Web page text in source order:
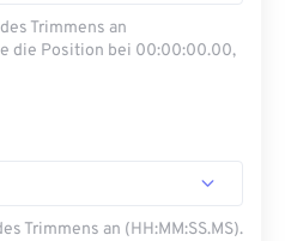
Trimmens an
die Position bei 00:00:00.00,
Trimmens an (HH:MM:SS.MS).